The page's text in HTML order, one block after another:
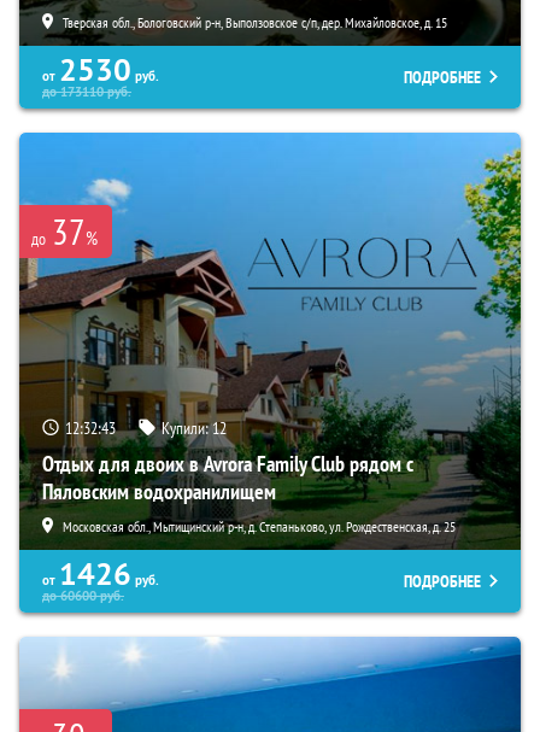
Тверская обл., Бологовский р-н, Выползовское с/п, дер. Михайловское, д. 15
от 2530 руб.
до173110руб.
ПОДРОБНЕЕ
до 37%
12:32:41 Купили:12
Отдых для двоих в Avrora Family Club рядом с
Пяловским водохранилищем
Московская обл., Мытищинский р-н, д. Степаньково, ул. Рождественская, д. 25
от 1426 руб.
до60600руб.
ПОДРОБНЕЕ